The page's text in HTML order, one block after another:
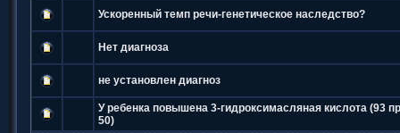
Ускоренный темп речи-генетическое наследство?
Нет диагноза
не установлен диагноз
У ребенка повышена 3-гидроксимасляная кислота (93
50)